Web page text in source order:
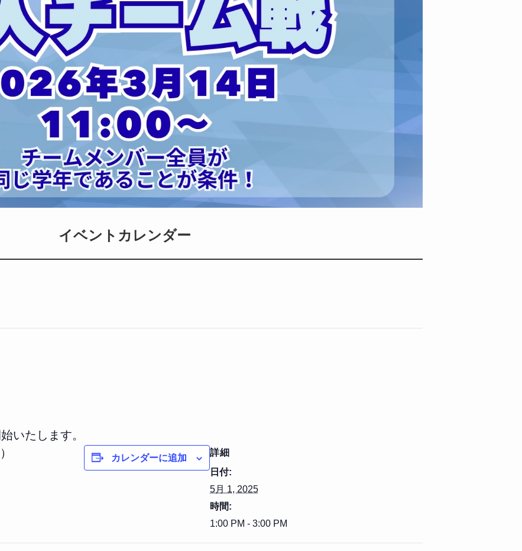
イベントカレンダー
いたします。
カレンダーに追加
詳細
日付:
5月 1, 2025
時間:
1:00 PM - 3:00 PM